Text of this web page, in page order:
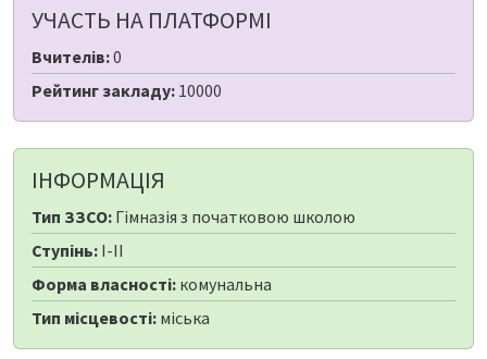
УЧАСТЬ НА ПЛАТФОРМІ
Вчителів:0
Рейтинг закладу: 10000
ІНФОРМАЦІЯ
Тип ЗЗСО: Гімназія з початковою школою
Ступінь: I-II
Форма власності: комунальна
Тип місцевості: міська